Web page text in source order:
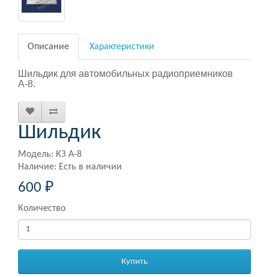
Описание Характеристики
Шильдик для автомобильных радиоприемников
А-8.
Шильдик
Модель: КЗ А-8
Наличие: Есть в наличии
600 ₽
Количество
Купить